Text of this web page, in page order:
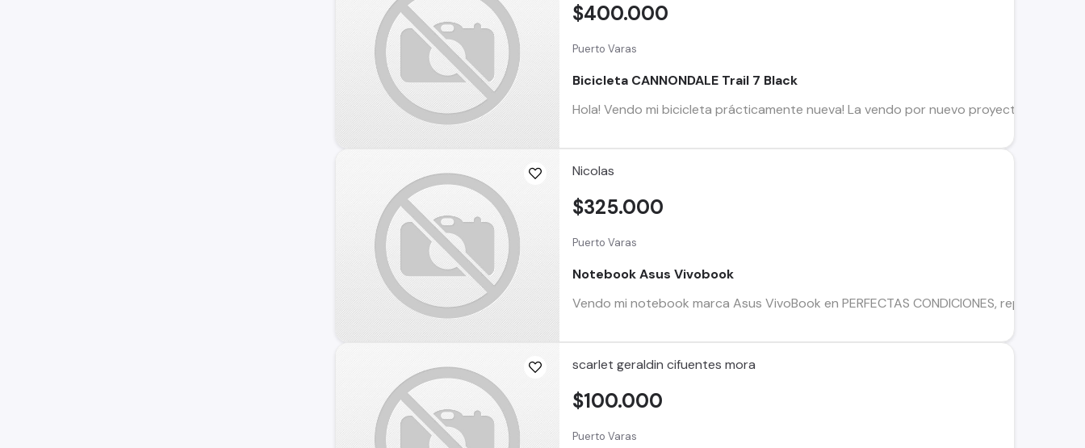
Puerto Varas
Bicicleta CANNONDALE Trail 7 Black
Hola! Vendo mi bicicleta prácticamente nueva! La vendo por nuevo proyecto. Me la
$400.000
Nicolas
Puerto Varas
Notebook Asus Vivobook
Vendo mi notebook marca Asus VivoBook en PERFECTAS CONDICIONES, repito...
$325.000
scarlet geraldin cifuentes mora
Puerto Varas
$100.000